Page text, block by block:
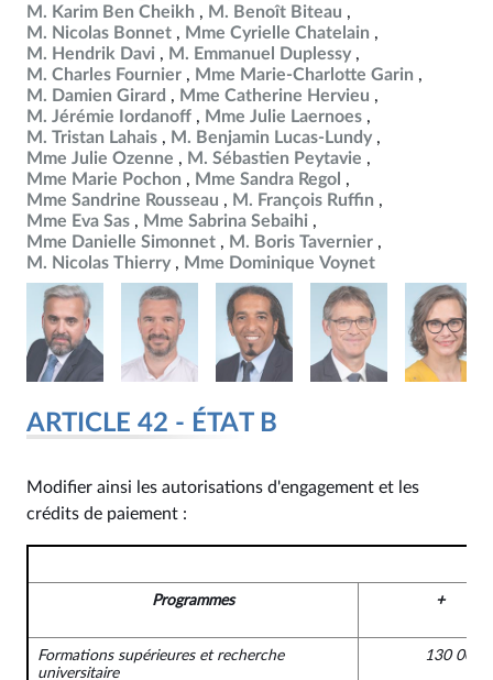
M. Karim Ben Cheikh
M. Benoît Biteau
M. Nicolas Bonnet
Mme Cyrielle Chatelain
M. Hendrik Davi
M. Emmanuel Duplessy
M. Charles Fournier
Mme Marie-Charlotte Garin
M. Damien Girard
Mme Catherine Hervieu
M. Jérémie Iordanoff
Mme Julie Laernoes
M. Tristan Lahais
M. Benjamin Lucas-Lundy
Mme Julie Ozenne
M. Sébastien Peytavie
Mme Marie Pochon
Mme Sandra Regol
Mme Sandrine Rousseau
M. François Ruffin
Mme Eva Sas
Mme Sabrina Sebaihi
Mme Danielle Simonnet
M. Boris Tavernier
M. Nicolas Thierry
Mme Dominique Voynet
ARTICLE 42 - ÉTAT B
Modifier ainsi les autorisations d'engagement et les
crédits de paiement :
Programmes +
Formations supérieures et recherche
universitaire
130 000